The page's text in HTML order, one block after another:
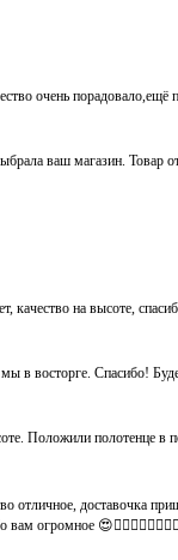
очень порадовало,ещё
ваш магазин. Товар
качество на высоте,
в восторге. Спасибо!
Положили полотенце в
отличное, доставочка
огромное